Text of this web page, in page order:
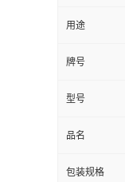
用途
牌号
型号
品名
包装规格